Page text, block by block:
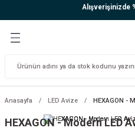
Alışverişinizde
Anasayfa LED Avize HEXAGON -
HEXAGON - Modern LED